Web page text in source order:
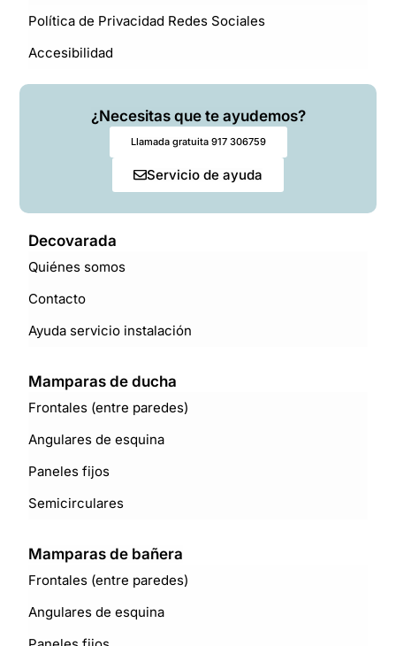
Política de Privacidad Redes Sociales
Accesibilidad
¿Necesitas que te ayudemos?
Llamada gratuita 917 306759
Servicio de ayuda
Decovarada
Quiénes somos
Contacto
Ayuda servicio instalación
Mamparas de ducha
Frontales (entre paredes)
Angulares de esquina
Paneles fijos
Semicirculares
Mamparas de bañera
Frontales (entre paredes)
Angulares de esquina